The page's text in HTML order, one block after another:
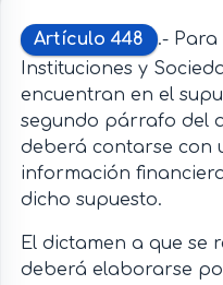
Artículo 448
.- Para
Instituciones y
encuentran en el
segundo párrafo del
deberá contarse con
información
dicho supuesto.
El dictamen a que se
deberá elaborarse